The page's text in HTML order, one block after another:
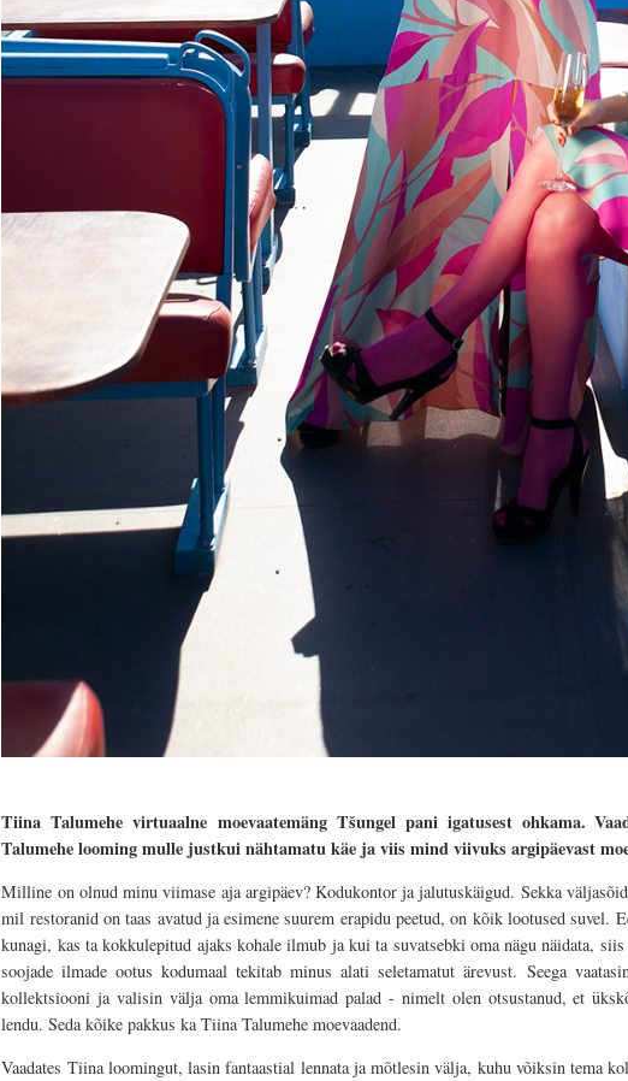
Tiina Talumehe virtuaalne moevaatemäng Tšungel pani igatusest ohkama.
Talumehe looming mulle justkui nähtamatu käe ja viis mind viivuks argipäevast
Milline on olnud minu viimase aja argipäev? Kodukontor ja jalutuskäigud. Sekka
mil restoranid on taas avatud ja esimene suurem erapidu peetud, on kõik lootused suvel.
kunagi, kas ta kokkulepitud ajaks kohale ilmub ja kui ta suvatsebki oma nägu näidata,
soojade ilmade ootus kodumaal tekitab minus alati seletamatut ärevust. Seega
kollektsiooni ja valisin välja oma lemmikuimad palad - nimelt olen otsustanud, et
lendu. Seda kõike pakkus ka Tiina Talumehe moevaadend.
Vaadates Tiina loomingut, lasin fantaastial lennata ja mõtlesin välja, kuhu võiksin tema